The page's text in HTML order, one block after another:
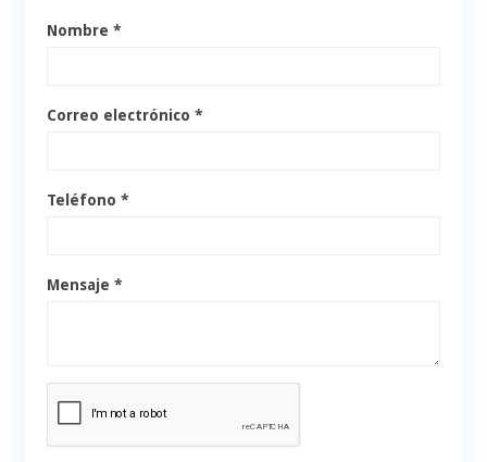
Nombre *
Correo electrónico *
Teléfono *
Mensaje *